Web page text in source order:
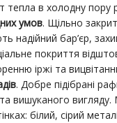
тепла в холодну пору
умов. Щільно
надійний бар’єр,
покриття
іржі та
. Добре підібрані
та вишуканого
білий, сірий